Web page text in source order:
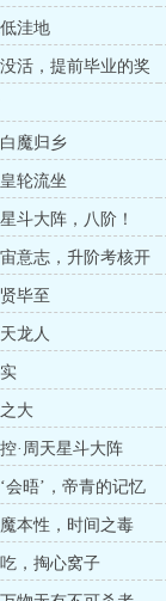
洼地
活，提前毕业的奖
魔归乡
轮流坐
斗大阵，八阶！
意志，升阶考核开
毕至
龙人
大
·周天星斗大阵
会晤’，帝青的记忆
本性，时间之毒
，掏心窝子